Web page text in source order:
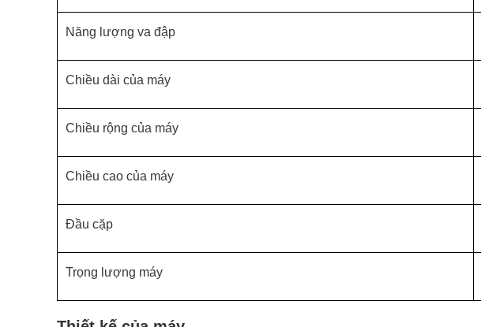
Năng lượng va đập
Chiều dài của máy
Chiều rộng của máy
Chiều cao của máy
Đầu cặp
Trọng lượng máy